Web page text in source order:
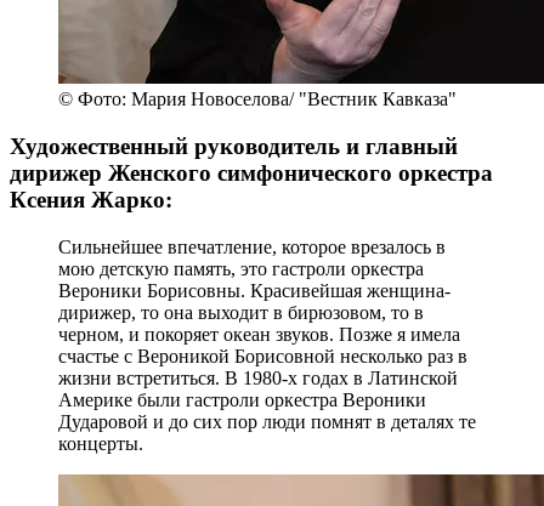
© Фото: Мария Новоселова/ "Вестник Кавказа"
Художественный руководитель и главный
дирижер Женского симфонического оркестра
Ксения Жарко:
Сильнейшее впечатление, которое врезалось в
мою детскую память, это гастроли оркестра
Вероники Борисовны. Красивейшая женщина-
дирижер, то она выходит в бирюзовом, то в
черном, и покоряет океан звуков. Позже я имела
счастье с Вероникой Борисовной несколько раз в
жизни встретиться. В 1980-х годах в Латинской
Америке были гастроли оркестра Вероники
Дударовой и до сих пор люди помнят в деталях те
концерты.